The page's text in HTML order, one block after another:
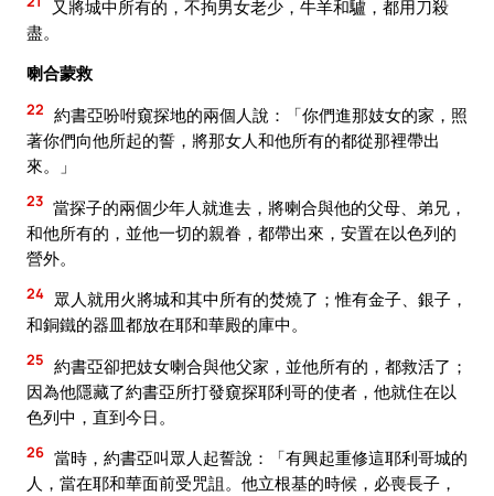
又將城中所有的，不拘男女老少，牛羊和驢，都用刀殺
盡。
喇合蒙救
22 約書亞吩咐窺探地的兩個人說：「你們進那妓女的家，照
著你們向他所起的誓，將那女人和他所有的都從那裡帶出
來。」
23 當探子的兩個少年人就進去，將喇合與他的父母、弟兄，
和他所有的，並他一切的親眷，都帶出來，安置在以色列的
營外。
24 眾人就用火將城和其中所有的焚燒了；惟有金子、銀子，
和銅鐵的器皿都放在耶和華殿的庫中。
25 約書亞卻把妓女喇合與他父家，並他所有的，都救活了；
因為他隱藏了約書亞所打發窺探耶利哥的使者，他就住在以
色列中，直到今日。
26 當時，約書亞叫眾人起誓說：「有興起重修這耶利哥城的
人，當在耶和華面前受咒詛。他立根基的時候，必喪長子，